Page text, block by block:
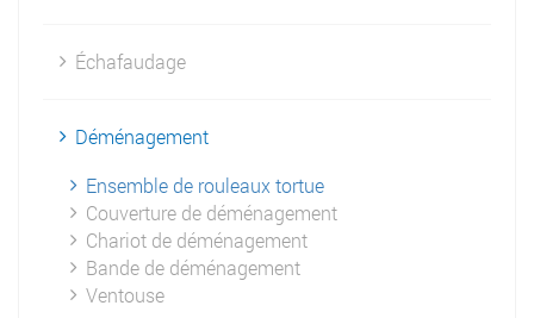
Échafaudage
Déménagement
Ensemble de rouleaux tortue
Couverture de déménagement
Chariot de déménagement
Bande de déménagement
Ventouse